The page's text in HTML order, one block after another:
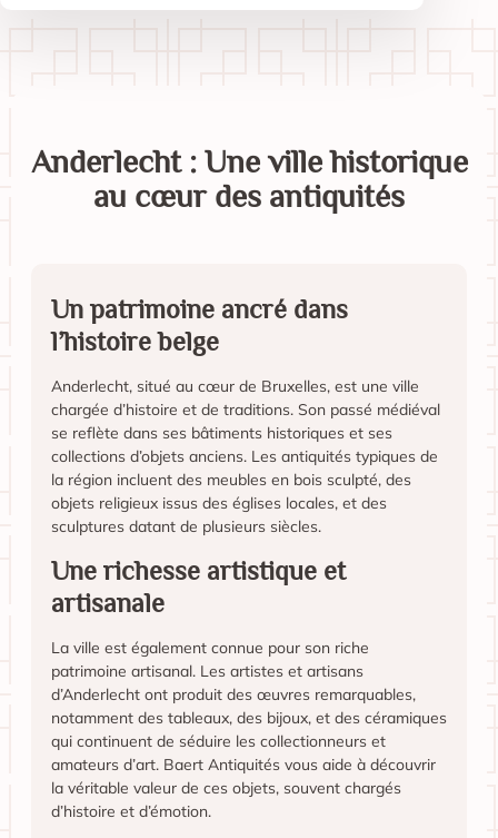
Anderlecht : Une ville historique
au cœur des antiquités
Un patrimoine ancré dans
l’histoire belge
Anderlecht, situé au cœur de Bruxelles, est une ville
chargée d’histoire et de traditions. Son passé médiéval
se reflète dans ses bâtiments historiques et ses
collections d’objets anciens. Les antiquités typiques de
la région incluent des meubles en bois sculpté, des
objets religieux issus des églises locales, et des
sculptures datant de plusieurs siècles.
Une richesse artistique et
artisanale
La ville est également connue pour son riche
patrimoine artisanal. Les artistes et artisans
d’Anderlecht ont produit des œuvres remarquables,
notamment des tableaux, des bijoux, et des céramiques
qui continuent de séduire les collectionneurs et
amateurs d’art. Baert Antiquités vous aide à découvrir
la véritable valeur de ces objets, souvent chargés
d’histoire et d’émotion.